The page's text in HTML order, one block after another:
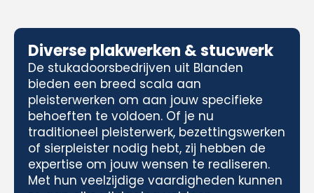
Diverse plakwerken & stucwerk
De stukadoorsbedrijven uit Blanden
bieden een breed scala aan
pleisterwerken om aan jouw specifieke
behoeften te voldoen. Of je nu
traditioneel pleisterwerk, bezettingswerken
of sierpleister nodig hebt, zij hebben de
expertise om jouw wensen te realiseren.
Met hun veelzijdige vaardigheden kunnen